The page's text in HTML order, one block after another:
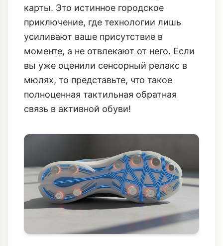
одной детали, ни одной улыбки,
потому что ваши глаза свободны для
восприятия мира, а не для изучения
карты. Это истинное городское
приключение, где технологии лишь
усиливают ваше присутствие в
моменте, а не отвлекают от него. Если
вы уже оценилисенсорный релакс в
полноценная тактильная обратная
связь в активной обуви!